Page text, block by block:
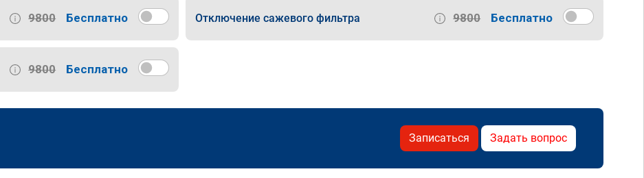
9800 Бесплатно Отключение сажевого фильтра 9800 Бесплатно
9800 Бесплатно
Записаться Задать вопрос